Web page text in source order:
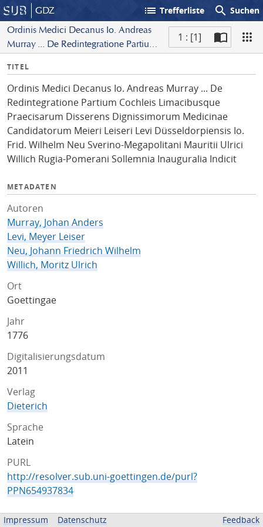
GDZ list Trefferliste search Suchen
Ordinis Medici Decanus Io. Andreas
Murray ... De Redintegratione Partium
Disserens Dignissimorum Medicinae
Candidatorum Meieri Leiseri Levi
Düsseldorpiensis Io. Frid. Wilhelm Neu
Sverino-Megapolitani Mauritii Ulrici
Willich Rugia-Pomerani Sollemnia
Inauguralia Indicit
1 : [1]
I
f
o
TITEL
Ordinis Medici Decanus Io. Andreas Murray ... De
Redintegratione Partium Cochleis Limacibusque
Praecisarum Disserens Dignissimorum Medicinae
Candidatorum Meieri Leiseri Levi Düsseldorpiensis Io.
Frid. Wilhelm Neu Sverino-Megapolitani Mauritii Ulrici
Willich Rugia-Pomerani Sollemnia Inauguralia Indicit
METADATEN
Autoren
Murray, Johan Anders
Levi, Meyer Leiser
Neu, Johann Friedrich Wilhelm
Willich, Moritz Ulrich
Ort
Goettingae
Jahr
1776
Digitalisierungsdatum
2011
Verlag
Dieterich
Sprache
Latein
PURL
http://resolver.sub.uni-goettingen.de/purl?
PPN654937834
ZUGEHÖRIGE QUELLEN
Impressum Datenschutz Feedback